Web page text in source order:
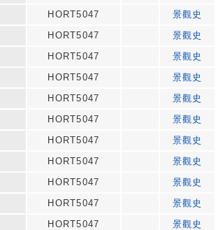
HORT5047
景觀史
HORT5047
景觀史
HORT5047
景觀史
HORT5047
景觀史
HORT5047
景觀史
HORT5047
景觀史
HORT5047
景觀史
HORT5047
景觀史
HORT5047
景觀史
HORT5047
景觀史
HORT5047
景觀史